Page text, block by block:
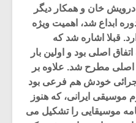
خان و همکار دیگر
ابداع شد، اهمیت ویژه
قبلا اشاره شد که
اصلی بود و اولین بار
مطرح شد. علاوه بر
خودش هم فرعی بود
ایرانی، که هنوز
موسیقایی را تشکیل می